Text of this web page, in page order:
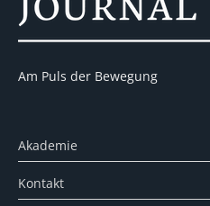
Am Puls der Bewegung
Akademie
Kontakt